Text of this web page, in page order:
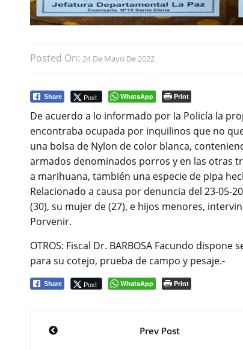
Posted On: 24 De Mayo De 2022
Share Post WhatsApp Print
De acuerdo a lo informado por la Policía la
encontraba ocupada por inquilinos que no
una bolsa de Nylon de color blanca,
armados denominados porros y en las otras
a marihuana, también una especie de pipa
Relacionado a causa por denuncia del 23-05-
(30), su mujer de (27), e hijos menores,
Porvenir.
OTROS: Fiscal Dr. BARBOSA Facundo
para su cotejo, prueba de campo y pesaje.-
Share Post WhatsApp Print
NavegaciónPrev Post